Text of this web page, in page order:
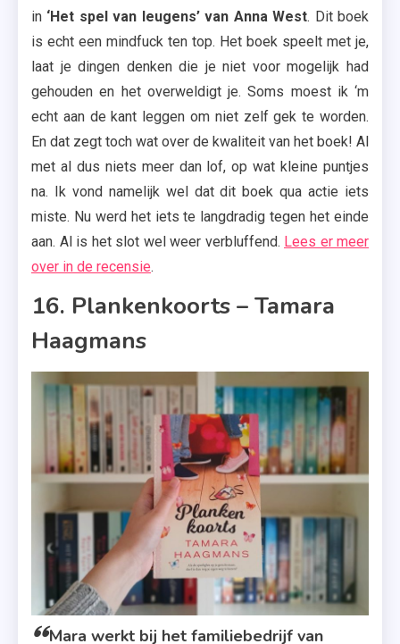
in ‘Het spel van leugens’ van Anna West. Dit boek
is echt een mindfuck ten top. Het boek speelt met je,
laat je dingen denken die je niet voor mogelijk had
gehouden en het overweldigt je. Soms moest ik ‘m
echt aan de kant leggen om niet zelf gek te worden.
En dat zegt toch wat over de kwaliteit van het boek! Al
met al dus niets meer dan lof, op wat kleine puntjes
na. Ik vond namelijk wel dat dit boek qua actie iets
miste. Nu werd het iets te langdradig tegen het einde
aan. Al is het slot wel weer verbluffend. Lees er meer
over in de recensie.
16. Plankenkoorts – Tamara
Haagmans
Mara werkt bij het familiebedrijf van